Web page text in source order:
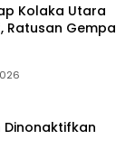
Kolaka Utara
Ratusan Gempa
Dinonaktifkan